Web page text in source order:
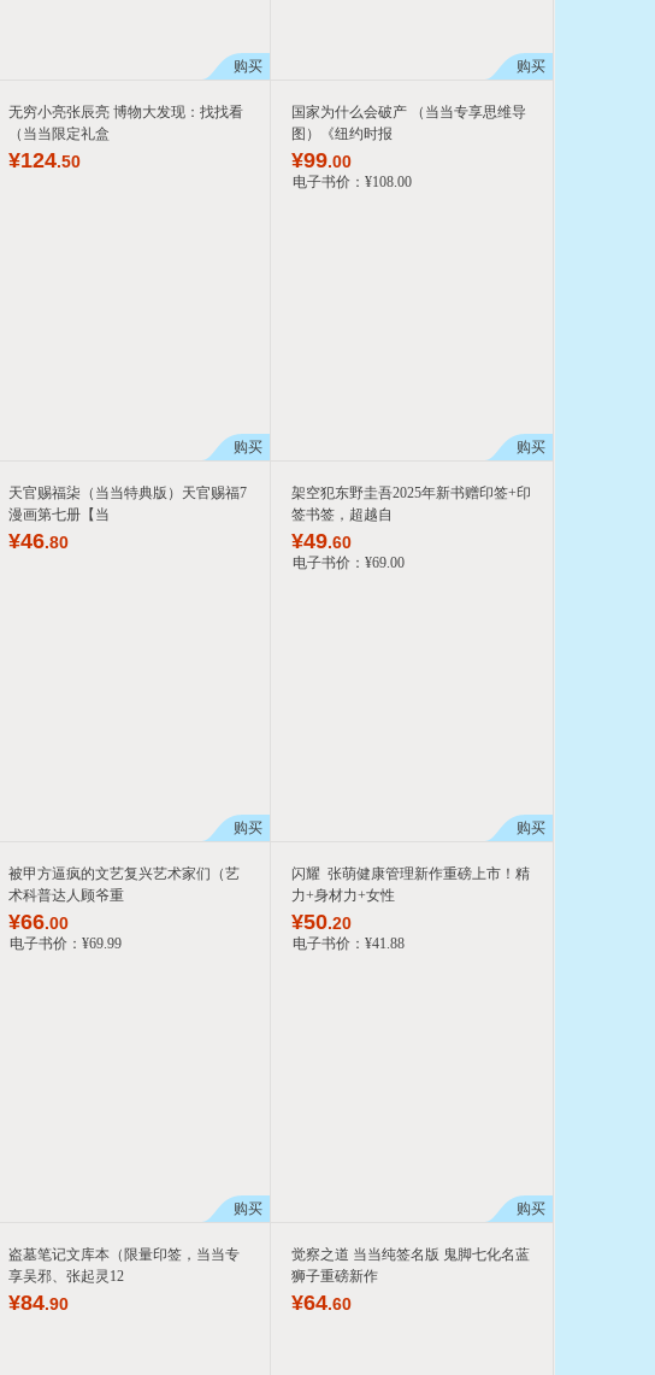
购买 购买
无穷小亮张辰亮 博物大发现：找找看
（当当限定礼盒
¥124.50
购买
国家为什么会破产 （当当专享思维导
图）《纽约时报
¥99.00
电子书价： ¥108.00
购买
天官赐福柒（当当特典版）天官赐福7
漫画第七册【当
¥46.80
购买
架空犯东野圭吾2025年新书赠印签+印
签书签，超越自
¥49.60
电子书价： ¥69.00
购买
被甲方逼疯的文艺复兴艺术家们（艺
术科普达人顾爷重
¥66.00
电子书价： ¥69.99
购买
闪耀 张萌健康管理新作重磅上市！精
力+身材力+女性
¥50.20
电子书价： ¥41.88
购买
盗墓笔记文库本（限量印签，当当专
享吴邪、张起灵12
¥84.90
觉察之道 当当纯签名版 鬼脚七化名蓝
狮子重磅新作
¥64.60